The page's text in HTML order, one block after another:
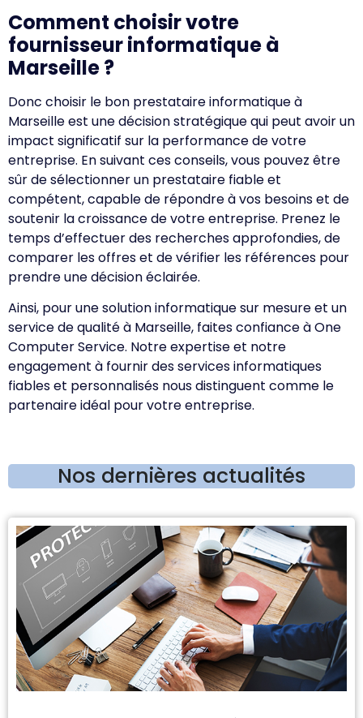
Comment choisir votre
fournisseur informatique à
Marseille ?
Donc choisir le bon prestataire informatique à
Marseille est une décision stratégique qui peut avoir un
impact significatif sur la performance de votre
entreprise. En suivant ces conseils, vous pouvez être
sûr de sélectionner un prestataire fiable et
compétent, capable de répondre à vos besoins et de
soutenir la croissance de votre entreprise. Prenez le
temps d’effectuer des recherches approfondies, de
comparer les offres et de vérifier les références pour
prendre une décision éclairée.
Ainsi, pour une solution informatique sur mesure et un
service de qualité à Marseille, faites confiance à One
Computer Service. Notre expertise et notre
engagement à fournir des services informatiques
fiables et personnalisés nous distinguent comme le
partenaire idéal pour votre entreprise.
Nos dernières actualités